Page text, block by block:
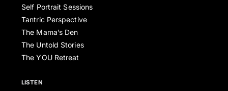
Self Portrait Sessions
Tantric Perspective
The Mama’s Den
The Untold Stories
The YOU Retreat
LISTEN